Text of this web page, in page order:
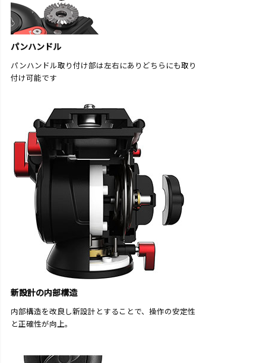
パンハンドル
パンハンドル取り付け部は左右にありどちらにも取り
付け可能です
新設計の内部構造
内部構造を改良し新設計とすることで、操作の安定性
と正確性が向上。